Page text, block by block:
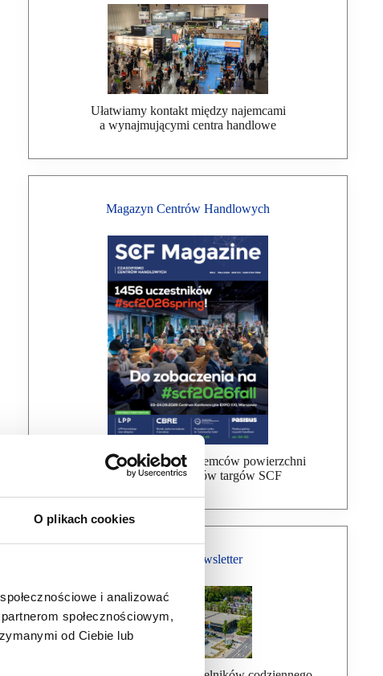
O plikach cookies
i analizować
społecznościowym,
od Ciebie lub
Ułatwiamy kontakt między najemcami
a wynajmującymi centra handlowe
Magazyn Centrów Handlowych
Bezpłatna wysyłka dla najemców powierzchni
handlowej, uczestników targów SCF
Bezpłatny Newsletter